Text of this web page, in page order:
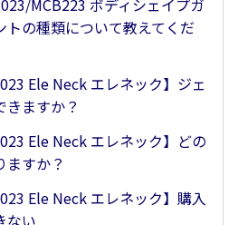
トの種類について教えてくだ
Ele Neck エレネック】ジェ
きますか？
Ele Neck エレネック】どの
ますか？
Ele Neck エレネック】購入
ない